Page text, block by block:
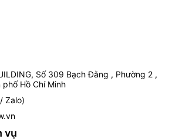
Số 309 Bạch Đằng , Phường 2 ,
phố Hồ Chí Minh
Zalo)
vụ